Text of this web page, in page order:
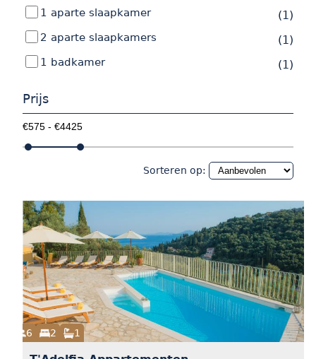
Prijs
1 aparte slaapkamer (1)
2 aparte slaapkamers (1)
1 badkamer (1)
Sorteren op:
6 2 1